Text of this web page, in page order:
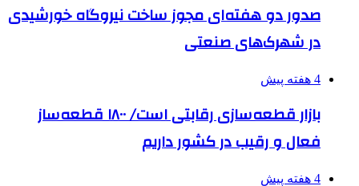
صدور دو هفته‌ای مجوز ساخت نیروگاه خورشیدی
در شهرک‌های صنعتی
4 هفته پیش
بازار قطعه‌سازی رقابتی است/ ۱۸۰۰ قطعه‌ساز
فعال و رقیب در کشور داریم
4 هفته پیش